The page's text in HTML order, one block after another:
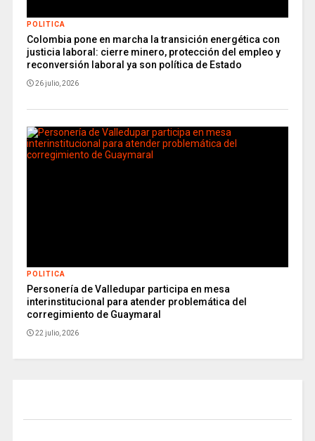
POLITICA
Colombia pone en marcha la transición energética con
justicia laboral: cierre minero, protección del empleo y
reconversión laboral ya son política de Estado
26 julio, 2026
POLITICA
Personería de Valledupar participa en mesa
interinstitucional para atender problemática del
corregimiento de Guaymaral
22 julio, 2026